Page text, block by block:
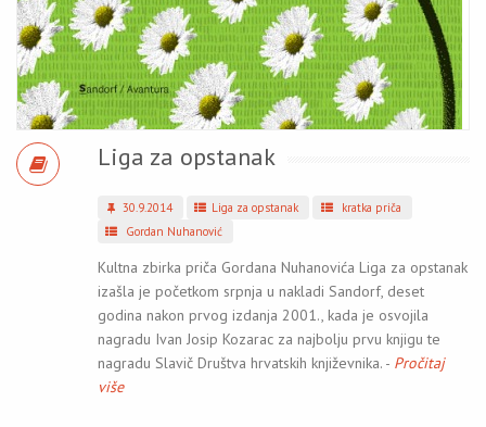
Liga za opstanak
30.9.2014 Liga za opstanak
kratka priča
Gordan Nuhanović
Kultna zbirka priča Gordana Nuhanovića Liga za opstanak
izašla je početkom srpnja u nakladi Sandorf, deset
godina nakon prvog izdanja 2001., kada je osvojila
nagradu Ivan Josip Kozarac za najbolju prvu knjigu te
nagradu Slavič Društva hrvatskih književnika. - Pročitaj
više